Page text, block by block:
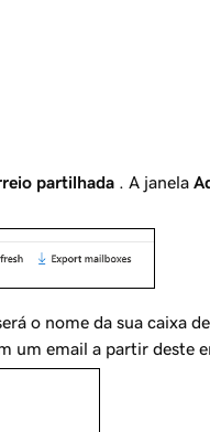
partilhada . A janela
o nome da sua caixa
um email a partir deste